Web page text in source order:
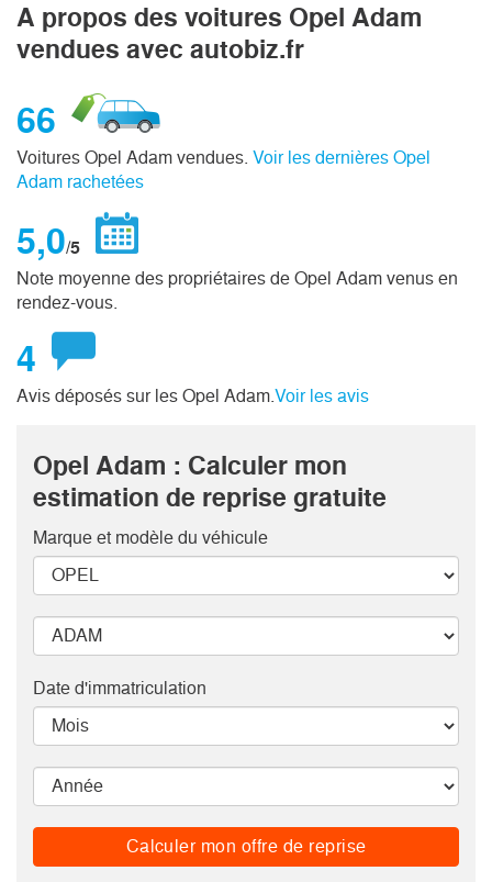
A propos des voitures Opel Adam
vendues avec autobiz.fr
66
Voitures Opel Adam vendues. Voir les dernières Opel
Adam rachetées
5,0/5
Note moyenne des propriétaires de Opel Adam venus en
rendez-vous.
4
Avis déposés sur les Opel Adam. Voir les avis
Opel Adam : Calculer mon
estimation de reprise gratuite
Marque et modèle du véhicule
Date d'immatriculation
Calculer mon offre de reprise